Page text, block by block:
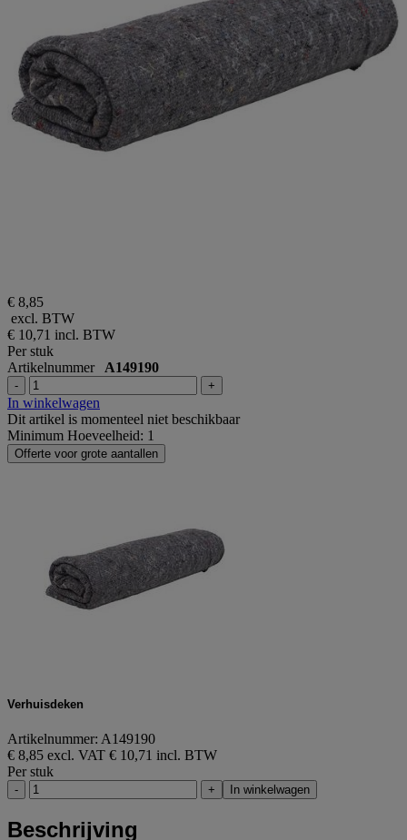
€ 8,85
excl. BTW
€ 10,71 incl. BTW
Per stuk
Artikelnummer A149190
- +
In winkelwagen
Dit artikel is momenteel niet beschikbaar
Minimum Hoeveelheid: 1
Offerte voor grote aantallen
Verhuisdeken
Artikelnummer: A149190
€ 8,85 excl. VAT € 10,71 incl. BTW
Per stuk
- + In winkelwagen
Beschrijving